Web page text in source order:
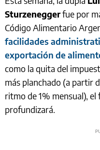
Sturzeneggerfue por
Código Alimentario
facilidades
exportación de
como la quita del
más planchado (a partir
ritmo de 1% mensual), el
profundizará.